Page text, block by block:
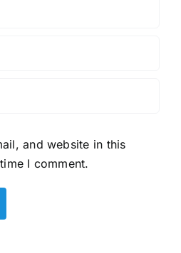
and website in this
I comment.